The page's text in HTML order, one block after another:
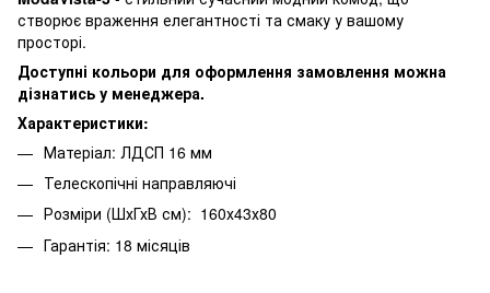
створює враження елегантності та смаку у вашому
просторі.
Доступні кольори для оформлення замовлення можна
дізнатись у менеджера.
Характеристики:
Матеріал: ЛДСП 16 мм
Телескопічні направляючі
Розміри (ШхГхВ см): 160х43х80
Гарантія: 18 місяців